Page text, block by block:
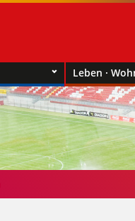
Leben ·